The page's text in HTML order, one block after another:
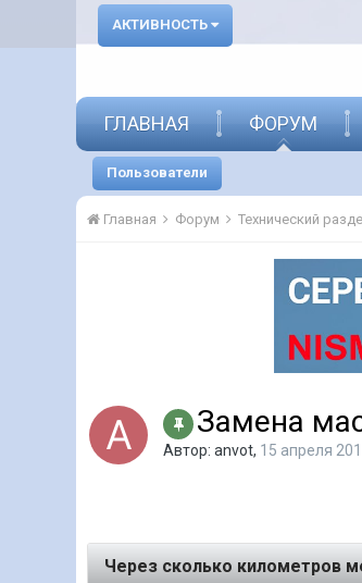
АКТИВНОСТЬ
ГЛАВНАЯ ФОРУМ
Пользователи
Главная Форум Технический
Замена
Автор: anvot, 15 апреля
Через сколько километров